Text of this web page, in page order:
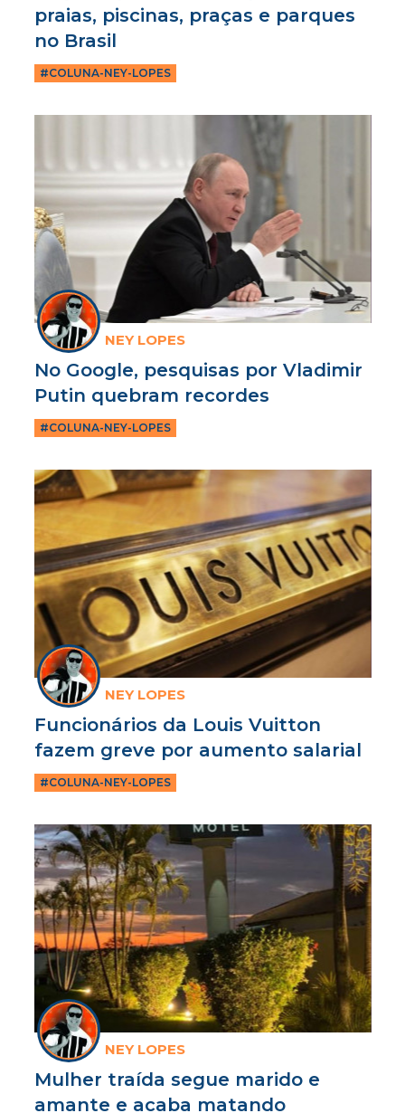
praias, piscinas, praças e parques
no Brasil
#COLUNA-NEY-LOPES
NEY LOPES
No Google, pesquisas por Vladimir
Putin quebram recordes
#COLUNA-NEY-LOPES
NEY LOPES
Funcionários da Louis Vuitton
fazem greve por aumento salarial
#COLUNA-NEY-LOPES
NEY LOPES
Mulher traída segue marido e
amante e acaba matando